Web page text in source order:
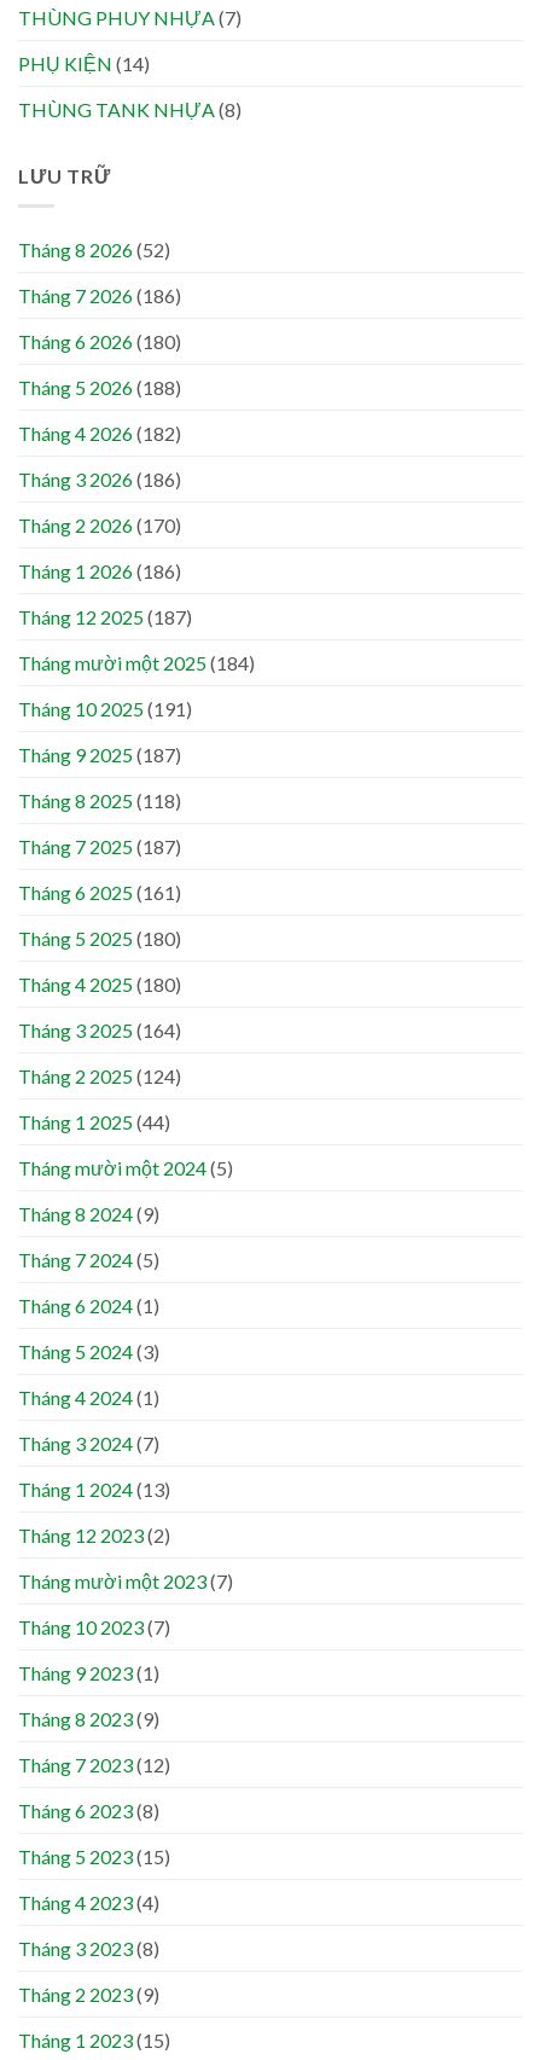
THÙNG PHUY NHỰA(7)
PHỤ KIỆN (14)
THÙNG TANK NHỰA(8)
LƯU TRỮ
Tháng 8 2026(52)
Tháng 7 2026(186)
Tháng 6 2026(180)
Tháng 5 2026(188)
Tháng 4 2026(182)
Tháng 3 2026(186)
Tháng 2 2026(170)
Tháng 1 2026(186)
Tháng 12 2025(187)
Tháng mười một 2025(184)
Tháng 10 2025(191)
Tháng 9 2025(187)
Tháng 8 2025(118)
Tháng 7 2025(187)
Tháng 6 2025(161)
Tháng 5 2025(180)
Tháng 4 2025(180)
Tháng 3 2025(164)
Tháng 2 2025(124)
Tháng 1 2025(44)
Tháng mười một 2024(5)
Tháng 8 2024(9)
Tháng 7 2024(5)
Tháng 6 2024(1)
Tháng 5 2024(3)
Tháng 4 2024(1)
Tháng 3 2024(7)
Tháng 1 2024(13)
Tháng 12 2023(2)
Tháng mười một 2023(7)
Tháng 10 2023(7)
Tháng 9 2023(1)
Tháng 8 2023(9)
Tháng 7 2023(12)
Tháng 6 2023(8)
Tháng 5 2023(15)
Tháng 4 2023(4)
Tháng 3 2023(8)
Tháng 2 2023(9)
Tháng 1 2023(15)